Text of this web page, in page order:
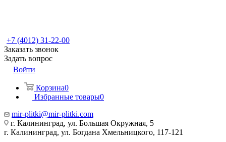
+7 (4012) 31-22-00
Заказать звонок
Задать вопрос
Войти
Корзина0
Избранные товары0
mir-plitki@mir-plitki.com
г. Калининград, ул. Большая Окружная, 5
г. Калининград, ул. Богдана Хмельницкого, 117-121